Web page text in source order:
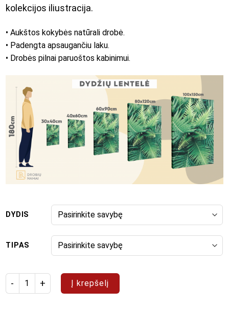
kolekcijos iliustracija.
• Aukštos kokybės natūrali drobė.
• Padengta apsaugančiu laku.
• Drobės pilnai paruoštos kabinimui.
DYDIS
TIPAS
produkto kiekis: Paveikslas "Pop Art 24"
Į krepšelį